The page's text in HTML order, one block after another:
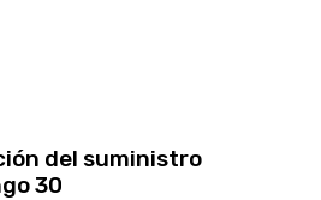
del suministro
30